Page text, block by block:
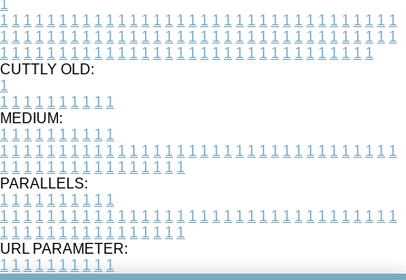
1
1 1 1 1 1 1 1 1 1 1 1 1 1 1 1 1 1 1 1 1 1 1 1 1 1 1 1 1 1 1 1 1 1 1
1 1 1 1 1 1 1 1 1 1 1 1 1 1 1 1 1 1 1 1 1 1 1 1 1 1 1 1 1 1 1 1 1 1
1 1 1 1 1 1 1 1 1 1 1 1 1 1 1 1 1 1 1 1 1 1 1 1 1 1 1 1 1 1 1 1
CUTTLY OLD:
1
1 1 1 1 1 1 1 1 1 1
MEDIUM:
1 1 1 1 1 1 1 1 1 1
1 1 1 1 1 1 1 1 1 1 1 1 1 1 1 1 1 1 1 1 1 1 1 1 1 1 1 1 1 1 1 1 1 1
1 1 1 1 1 1 1 1 1 1 1 1 1 1 1 1
PARALLELS:
1 1 1 1 1 1 1 1 1 1
1 1 1 1 1 1 1 1 1 1 1 1 1 1 1 1 1 1 1 1 1 1 1 1 1 1 1 1 1 1 1 1 1 1
1 1 1 1 1 1 1 1 1 1 1 1 1 1 1 1
URL PARAMETER:
1 1 1 1 1 1 1 1 1 1